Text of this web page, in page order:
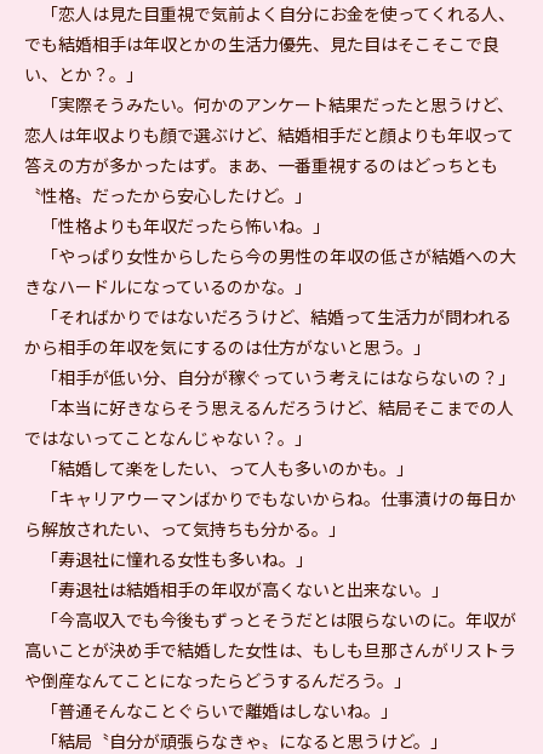
「恋人は見た目重視で気前よく自分にお金を使ってくれる人、
でも結婚相手は年収とかの生活力優先、見た目はそこそこで良
い、とか？。」
「実際そうみたい。何かのアンケート結果だったと思うけど、
恋人は年収よりも顔で選ぶけど、結婚相手だと顔よりも年収って
答えの方が多かったはず。まあ、一番重視するのはどっちとも
〝性格〟だったから安心したけど。」
「性格よりも年収だったら怖いね。」
「やっぱり女性からしたら今の男性の年収の低さが結婚への大
きなハードルになっているのかな。」
「そればかりではないだろうけど、結婚って生活力が問われる
から相手の年収を気にするのは仕方がないと思う。」
「相手が低い分、自分が稼ぐっていう考えにはならないの？」
「本当に好きならそう思えるんだろうけど、結局そこまでの人
ではないってことなんじゃない？。」
「結婚して楽をしたい、って人も多いのかも。」
「キャリアウーマンばかりでもないからね。仕事漬けの毎日か
ら解放されたい、って気持ちも分かる。」
「寿退社に憧れる女性も多いね。」
「寿退社は結婚相手の年収が高くないと出来ない。」
「今高収入でも今後もずっとそうだとは限らないのに。年収が
高いことが決め手で結婚した女性は、もしも旦那さんがリストラ
や倒産なんてことになったらどうするんだろう。」
「普通そんなことぐらいで離婚はしないね。」
「結局〝自分が頑張らなきゃ〟になると思うけど。」